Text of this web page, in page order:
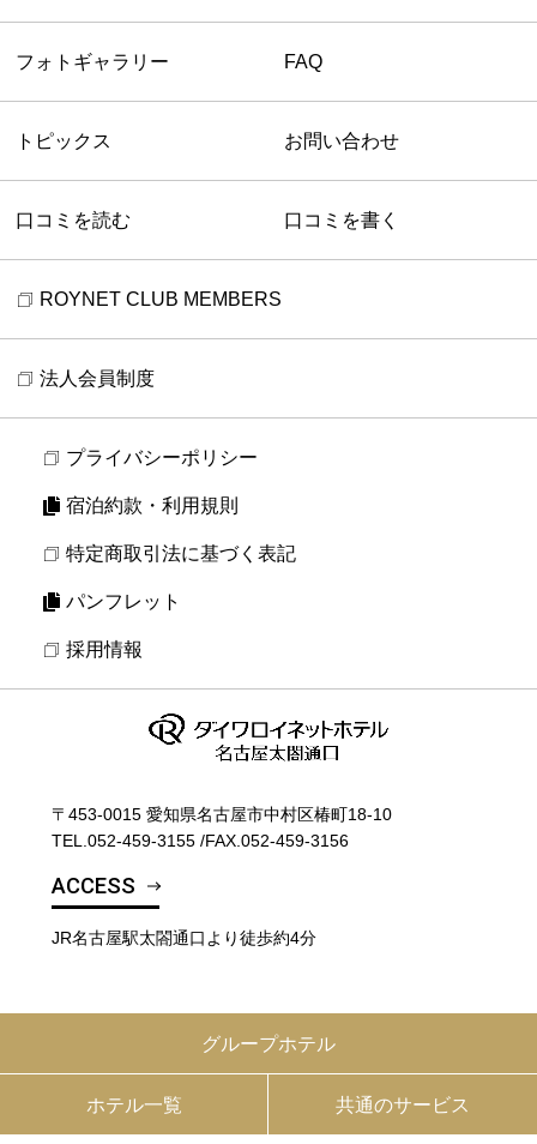
フォトギャラリー FAQ
トピックス お問い合わせ
口コミを読む 口コミを書く
ROYNET CLUB MEMBERS
法人会員制度
プライバシーポリシー
宿泊約款・利用規則
特定商取引法に基づく表記
パンフレット
採用情報
〒453-0015 愛知県名古屋市中村区椿町18-10
TEL. 052-459-3155 /FAX.052-459-3156
ACCESS
JR名古屋駅太閤通口より徒歩約4分
グループホテル
ホテル一覧 共通のサービス